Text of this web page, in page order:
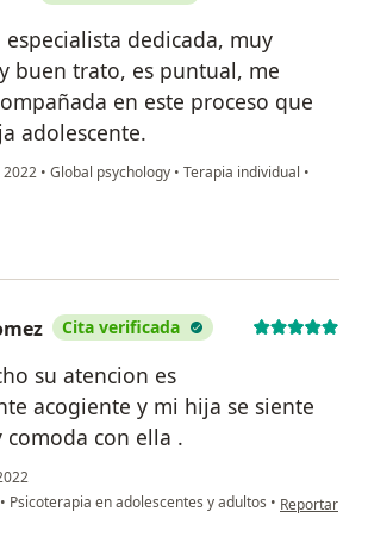
especialista dedicada, muy
buen trato, es puntual, me
en este proceso que
adolescente.
• Global psychology • Terapia individual •
Carmen Gloria
Cita verificada
su atencion es
acogiente y mi hija se siente
comoda con ella .
• Psicoterapia en adolescentes y adultos • en opinión
Reportar